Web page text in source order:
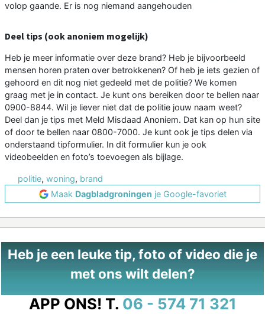
volop gaande. Er is nog niemand aangehouden
Deel tips (ook anoniem mogelijk)
Heb je meer informatie over deze brand? Heb je bijvoorbeeld
mensen horen praten over betrokkenen? Of heb je iets gezien of
gehoord en dit nog niet gedeeld met de politie? We komen
graag met je in contact. Je kunt ons bereiken door te bellen naar
0900-8844. Wil je liever niet dat de politie jouw naam weet?
Deel dan je tips met Meld Misdaad Anoniem. Dat kan op hun site
of door te bellen naar 0800-7000. Je kunt ook je tips delen via
onderstaand tipformulier. In dit formulier kun je ook
videobeelden en foto’s toevoegen als bijlage.
politie, woning, brand
Maak Dagbladgroningen je Google-favoriet
Heb je een leuke tip, foto of video die je
met ons wilt delen?
APP ONS! T. 06 - 574 71 321